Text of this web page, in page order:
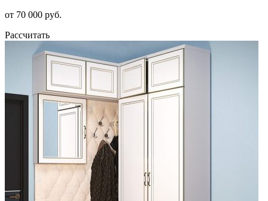
от 70 000 руб.
Рассчитать